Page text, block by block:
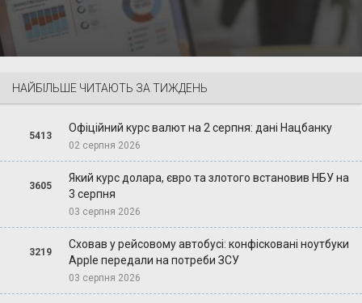
НАЙБІЛЬШЕ ЧИТАЮТЬ ЗА ТИЖДЕНЬ
5413
Офіційний курс валют на 2 серпня: дані Нацбанку
02 серпня 2026
3605
Який курс долара, євро та злотого встановив НБУ на
3 серпня
03 серпня 2026
3219
Сховав у рейсовому автобусі: конфісковані ноутбуки
Apple передали на потреби ЗСУ
03 серпня 2026